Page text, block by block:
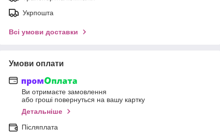
Укрпошта
Всі умови доставки
Умови оплати
Ви отримаєте замовлення
або гроші повернуться на вашу картку
Детальніше
Післяплата